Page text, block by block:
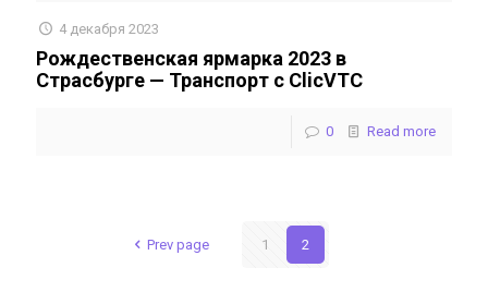
4 декабря 2023
Рождественская ярмарка 2023 в
Страсбурге — Транспорт с ClicVTC
0 Read more
Prev page 1 2